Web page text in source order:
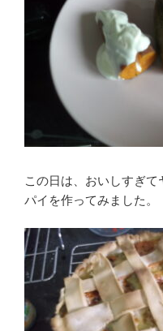
この日は、おいしすぎ
パイを作ってみました。